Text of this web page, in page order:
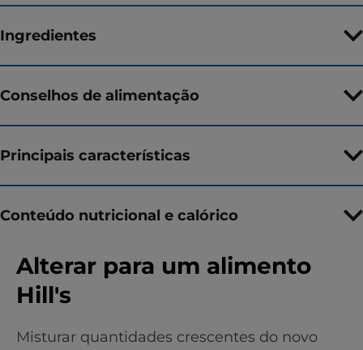
Ingredientes
Conselhos de alimentação
Principais características
Conteúdo nutricional e calórico
Alterar para um alimento
Hill's
Misturar quantidades crescentes do novo